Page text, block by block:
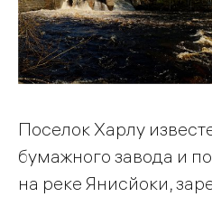
Поселок Харлу
бумажного завода и
на реке Янисйоки,